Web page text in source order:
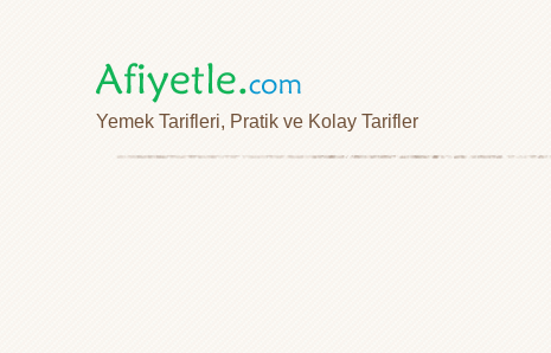
Yemek Tarifleri, Pratik ve Kolay Tarifler